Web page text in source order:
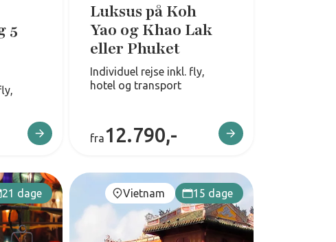
5
Luksus på Koh
Yao og Khao Lak
eller Phuket
Individuel rejse inkl. fly,
hotel og transport
fra12.790,-
21 dage Vietnam 15 dage